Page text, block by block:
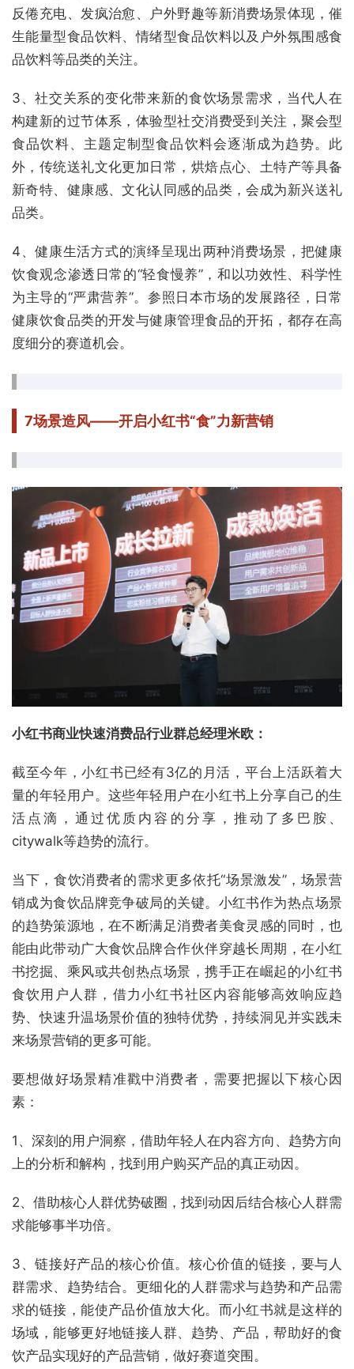
反倦充电、发疯治愈、户外野趣等新消费场景体现，催
生能量型食品饮料、情绪型食品饮料以及户外氛围感食
品饮料等品类的关注。
3、社交关系的变化带来新的食饮场景需求，当代人在
构建新的过节体系，体验型社交消费受到关注，聚会型
食品饮料、主题定制型食品饮料会逐渐成为趋势。此
外，传统送礼文化更加日常，烘焙点心、土特产等具备
新奇特、健康感、文化认同感的品类，会成为新兴送礼
品类。
4、健康生活方式的演绎呈现出两种消费场景，把健康
饮食观念渗透日常的“轻食慢养”，和以功效性、科学性
为主导的“严肃营养”。参照日本市场的发展路径，日常
健康饮食品类的开发与健康管理食品的开拓，都存在高
度细分的赛道机会。
7场景造风——开启小红书“食”力新营销
小红书商业快速消费品行业群总经理米欧：
截至今年，小红书已经有3亿的月活，平台上活跃着大
量的年轻用户。这些年轻用户在小红书上分享自己的生
活点滴，通过优质内容的分享，推动了多巴胺、
citywalk等趋势的流行。
当下，食饮消费者的需求更多依托“场景激发”，场景营
销成为食饮品牌竞争破局的关键。小红书作为热点场景
的趋势策源地，在不断满足消费者美食灵感的同时，也
能由此带动广大食饮品牌合作伙伴穿越长周期，在小红
书挖掘、乘风或共创热点场景，携手正在崛起的小红书
食饮用户人群，借力小红书社区内容能够高效响应趋
势、快速升温场景价值的独特优势，持续洞见并实践未
来场景营销的更多可能。
要想做好场景精准戳中消费者，需要把握以下核心因
素：
1、深刻的用户洞察，借助年轻人在内容方向、趋势方向
上的分析和解构，找到用户购买产品的真正动因。
2、借助核心人群优势破圈，找到动因后结合核心人群需
求能够事半功倍。
3、链接好产品的核心价值。核心价值的链接，要与人
群需求、趋势结合。更细化的人群需求与趋势和产品需
求的链接，能使产品价值放大化。而小红书就是这样的
场域，能够更好地链接人群、趋势、产品，帮助好的食
饮产品实现好的产品营销，做好赛道突围。